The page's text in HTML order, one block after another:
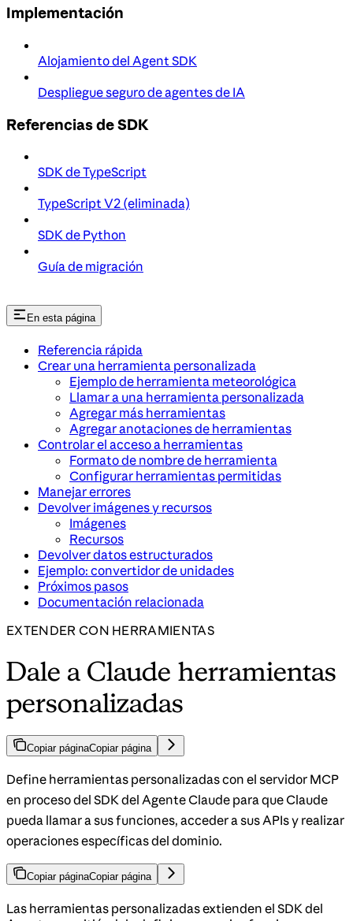
Implementación
Alojamiento del Agent SDK
Despliegue seguro de agentes de IA
Referencias de SDK
SDK de TypeScript
TypeScript V2 (eliminada)
SDK de Python
Guía de migración
En esta página
Referencia rápida
Crear una herramienta personalizada
Ejemplo de herramienta meteorológica
Llamar a una herramienta personalizada
Agregar más herramientas
Agregar anotaciones de herramientas
Controlar el acceso a herramientas
Formato de nombre de herramienta
Configurar herramientas permitidas
Manejar errores
Devolver imágenes y recursos
Imágenes
Recursos
Devolver datos estructurados
Ejemplo: convertidor de unidades
Próximos pasos
Documentación relacionada
EXTENDER CON HERRAMIENTAS
Dale a Claude herramientas
personalizadas
Copiar páginaCopiar página
Define herramientas personalizadas con el servidor MCP
en proceso del SDK del Agente Claude para que Claude
pueda llamar a sus funciones, acceder a sus APIs y realizar
operaciones específicas del dominio.
Copiar páginaCopiar página
Las herramientas personalizadas extienden el SDK del